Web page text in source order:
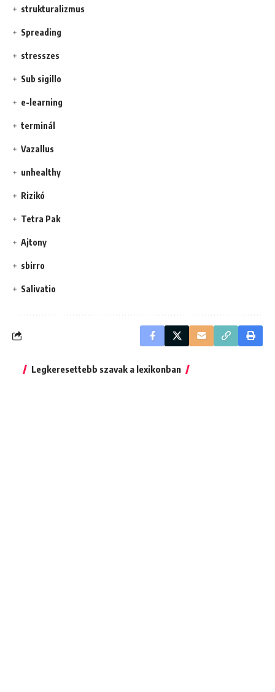
strukturalizmus
Spreading
stresszes
Sub sigillo
e-learning
terminál
Vazallus
unhealthy
Rizikó
Tetra Pak
Ajtony
sbirro
Salivatio
Legkeresettebb szavak a lexikonban